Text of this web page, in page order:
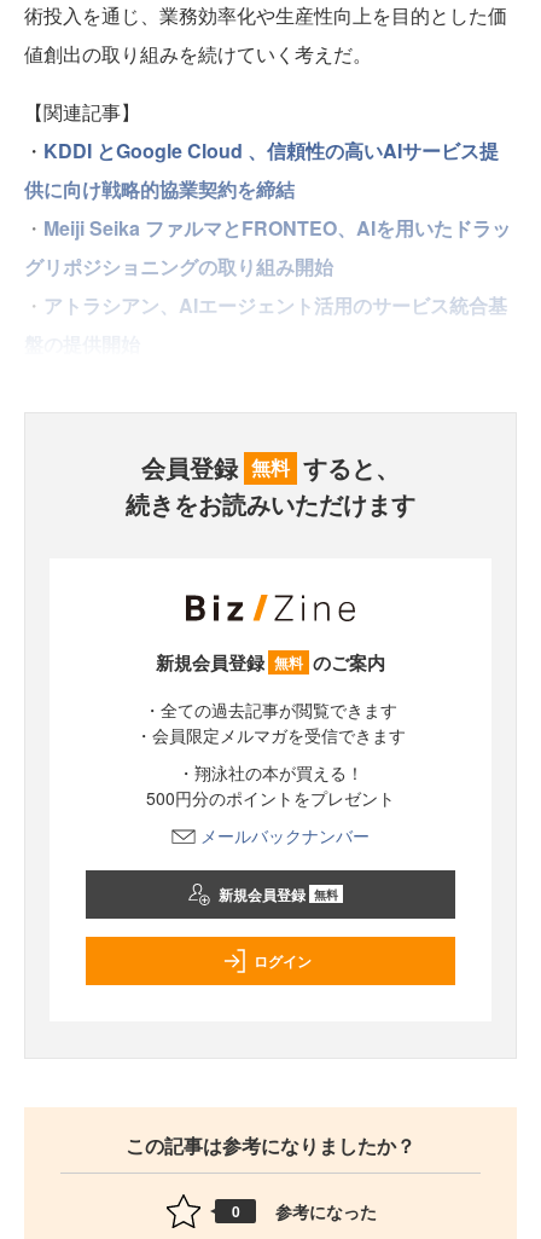
術投入を通じ、業務効率化や生産性向上を目的とした価
値創出の取り組みを続けていく考えだ。
【関連記事】
・ KDDI とGoogle Cloud 、信頼性の高いAIサービス提
供に向け戦略的協業契約を締結
・ Meiji Seika ファルマとFRONTEO、AIを用いたドラッ
グリポジショニングの取り組み開始
・ アトラシアン、AIエージェント活用のサービス統合基
会員登録 無料 すると、
続きをお読みいただけます
新規会員登録 無料 のご案内
・全ての過去記事が閲覧できます
・会員限定メルマガを受信できます
・翔泳社の本が買える！
500円分のポイントをプレゼント
メールバックナンバー
新規会員登録 無料
ログイン
この記事は参考になりましたか？
0 参考になった